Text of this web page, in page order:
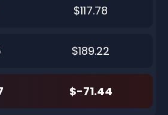
$117.78
$189.22
$-71.44